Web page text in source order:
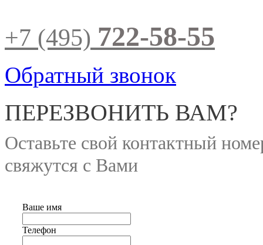
+7 (495) 722-58-55
Обратный звонок
ПЕРЕЗВОНИТЬ ВАМ?
Оставьте свой контактный
свяжутся с Вами
Ваше имя
Телефон